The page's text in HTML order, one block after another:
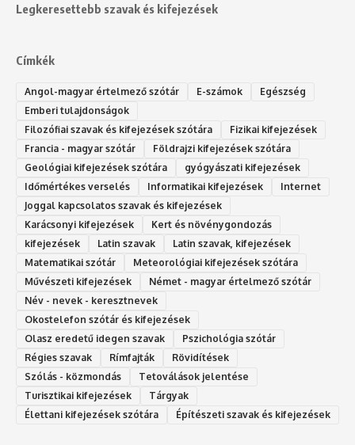
Legkeresettebb szavak és kifejezések
Címkék
Angol-magyar értelmező szótár E-számok
Egészség
Emberi tulajdonságok
Filozófiai szavak és kifejezések szótára
Fizikai kifejezések
Francia - magyar szótár
Földrajzi kifejezések szótára
Geológiai kifejezések szótára
gyógyászati kifejezések
Időmértékes verselés
Informatikai kifejezések
Internet
Joggal kapcsolatos szavak és kifejezések
Karácsonyi kifejezések
Kert és növénygondozás
kifejezések
Latin szavak
Latin szavak, kifejezések
Matematikai szótár
Meteorológiai kifejezések szótára
Művészeti kifejezések
Német - magyar értelmező szótár
Név - nevek - keresztnevek
Okostelefon szótár és kifejezések
Olasz eredetű idegen szavak
Ps‮gólohciz‬ia s‮átóz‬r
Régies szavak
Rímfajták
Rövidítések
Szólás - közmondás
Tetoválások jelentése
Turisztikai kifejezések
Tárgyak
Élettani kifejezések szótára
Építészeti szavak és kifejezések